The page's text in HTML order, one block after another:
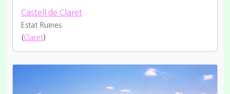
Castell de Claret
Estat Ruïnes
(Claret)